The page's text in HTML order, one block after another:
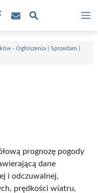
- Ogłoszenia | Sprzedam |
prognozę pogody
dane
i odczuwalnej,
prędkości wiatru,